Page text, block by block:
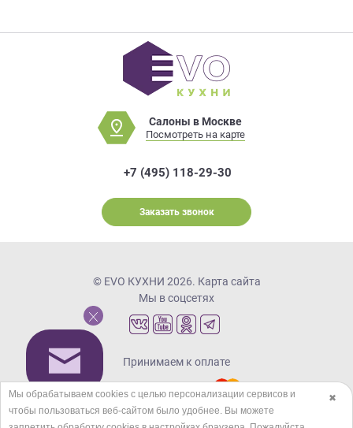
Салоны в Москве
Посмотреть на карте
+7 (495) 118-29-30
Заказать звонок
© EVO КУХНИ 2026. Карта сайта
Мы в соцсетях
Принимаем к оплате
Кредиты и рассрочка
✖
Мы обрабатываем cookies с целью персонализации сервисов и
чтобы пользоваться веб-сайтом было удобнее. Вы можете